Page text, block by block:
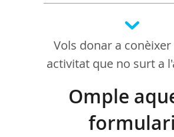
Vols donar a conèixer
activitat que no surt a
Omple
formulari